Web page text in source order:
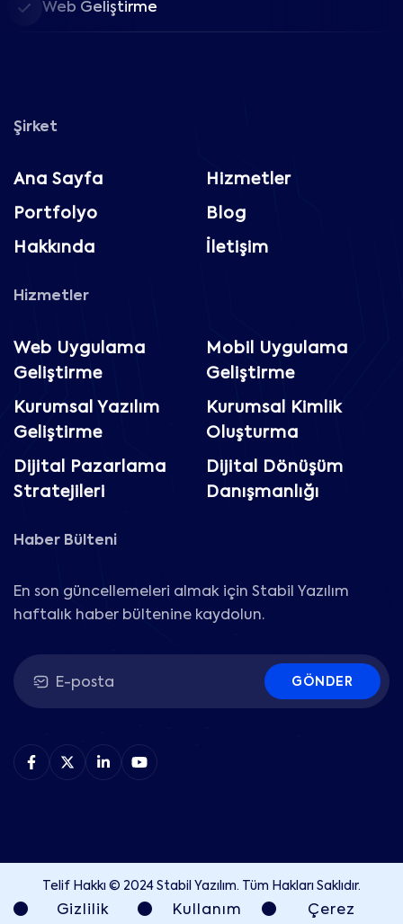
Web Geliştirme
Şirket
Ana Sayfa Hizmetler
Portfolyo Blog
Hakkında İletişim
Hizmetler
Web Uygulama
Geliştirme
Mobil Uygulama
Geliştirme
Kurumsal Yazılım
Geliştirme
Kurumsal Kimlik
Oluşturma
Dijital Pazarlama
Stratejileri
Dijital Dönüşüm
Danışmanlığı
Haber Bülteni
En son güncellemeleri almak için Stabil Yazılım
haftalık haber bültenine kaydolun.
GÖNDER
Telif Hakkı © 2024 Stabil Yazılım. Tüm Hakları Saklıdır.
Gizlilik Kullanım Çerez